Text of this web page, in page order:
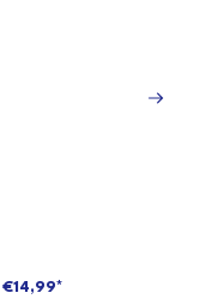
€14,99*